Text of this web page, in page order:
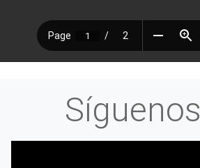
Síguenos